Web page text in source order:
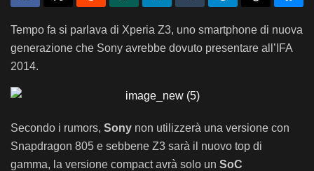
Tempo fa si parlava di Xperia Z3, uno smartphone di nuova
generazione che Sony avrebbe dovuto presentare all’IFA
2014.
Secondo i rumors, Sony non utilizzerà una versione con
Snapdragon 805 e sebbene Z3 sarà il nuovo top di
gamma, la versione compact avrà solo un SoC